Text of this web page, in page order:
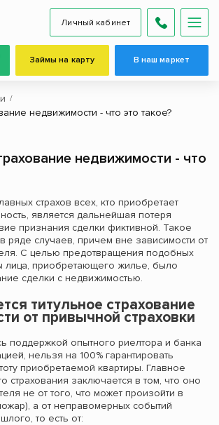
Личный кабинет
Займы на карту В наш маркет
недвижимости - что это такое?
недвижимости - что
страхов всех, кто приобретает
является дальнейшая потеря
признания сделки фиктивной. Такое
ряде случаев, причем вне зависимости от
С целью предотвращения подобных
лица, приобретающего жилье, было
сделки с недвижимостью.
титульное страхование
от привычной страховки
поддержкой опытного риелтора и банка
нельзя на 100% гарантировать
приобретаемой квартиры. Главное
страхования заключается в том, что оно
не от того, что может произойти в
а от неправомерных событий
то есть от: